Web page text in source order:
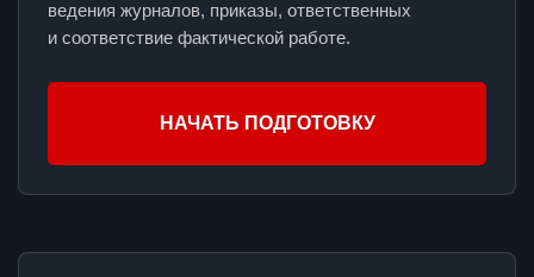
ведения журналов, приказы, ответственных
и соответствие фактической работе.
НАЧАТЬ ПОДГОТОВКУ